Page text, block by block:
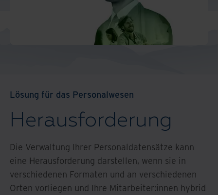
Lösung für das Personalwesen
Herausforderung
Die Verwaltung Ihrer Personaldatensätze kann
eine Herausforderung darstellen, wenn sie in
verschiedenen Formaten und an verschiedenen
Orten vorliegen und Ihre Mitarbeiter:innen hybrid